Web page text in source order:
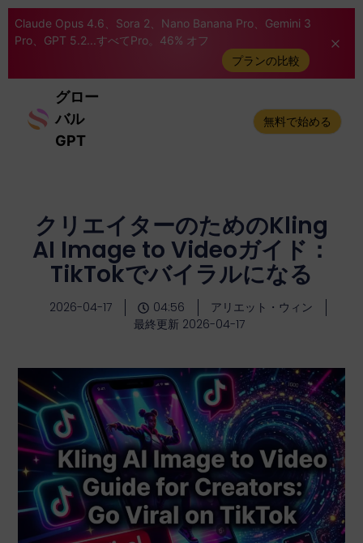
Claude Opus 4.6、Sora 2、Nano Banana Pro、Gemini 3
Pro、GPT 5.2...すべてPro。46% オフ
プランの比較
グロー
バル
GPT
無料で始める
クリエイターのためのKling
AI Image to Videoガイド：
TikTokでバイラルになる
2026-04-17 04:56
アリエット・ウィン
最終更新 2026-04-17